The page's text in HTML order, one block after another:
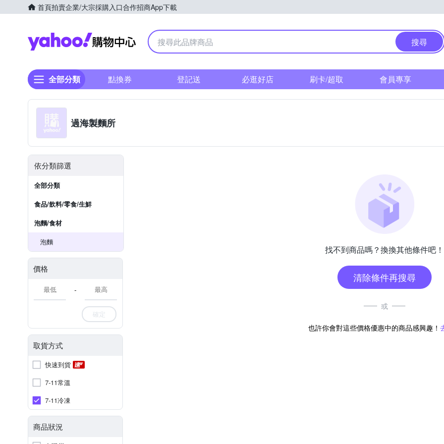
首頁拍賣企業/大宗採購入口合作招商App下載
Yahoo購物中心
搜尋
全部分類 點換券 登記送 必逛好店 刷卡/超取 會員專享
過海製麵所
依分類篩選
全部分類
食品/飲料/零食/生鮮
泡麵/食材
泡麵
價格
-
確定
取貨方式
快速到貨
7-11常溫
7-11冷凍
商品狀況
找不到商品嗎？換換其他條件吧！
清除條件再搜尋
或
也許你會對這些價格優惠中的商品感興趣！